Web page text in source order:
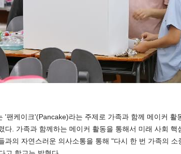
'팬케이크'(Pancake)라는 주제로 가족과 함께 메이커 활
다. 가족과 함께하는 메이커 활동을 통해서 미래 사회
과의 자연스러운 의사소통을 통해 "다시 한 번 가족의